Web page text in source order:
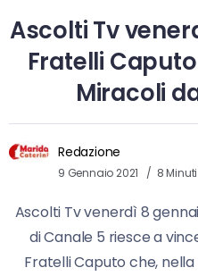
Ascolti Tv
Fratelli
Miracoli
Redazione
9 Gennaio 2021 8
Ascolti Tv venerdì 8
di Canale 5 riesce a
Fratelli Caputo che,